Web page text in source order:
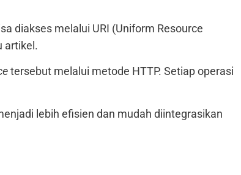
diakses melalui URI (Uniform Resource
artikel.
tersebut melalui metode HTTP. Setiap operasi
lebih efisien dan mudah diintegrasikan